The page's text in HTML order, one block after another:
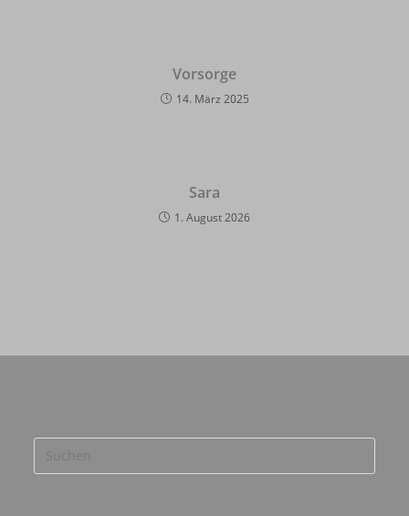
Vorsorge
14. März 2025
Sara
1. August 2026